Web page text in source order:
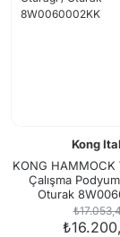
Kong
KONG HAMMOCK
Çalışma
Oturak